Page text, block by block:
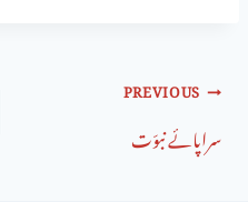
PREVIOUS
سراپائے نبوّت